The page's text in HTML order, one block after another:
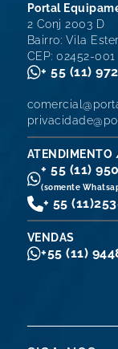
Portal
2 Conj 2003 D
Bairro: Vila Ester
CEP: 02452-001
+ 55 (11)
ATENDIMENTO
+ 55 (11)
(somente
+ 55 (11)
VENDAS
+55 (11)